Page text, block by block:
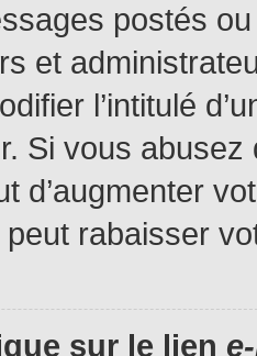
postés
et
l’intitulé
Si vous
d’augmenter
rabaisser
sur le lien